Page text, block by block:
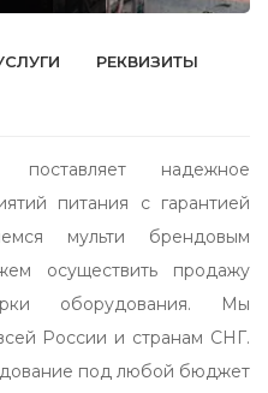
РЕКВИЗИТЫ
надежное
питания с гарантией
мульти брендовым
осуществить продажу
оборудования. Мы
России и странам СНГ.
под любой бюджет